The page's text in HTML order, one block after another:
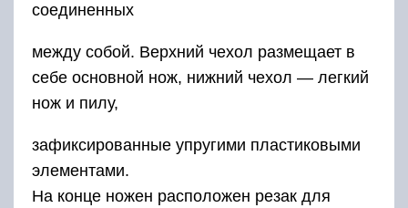
соединенных
между собой. Верхний чехол размещает в
себе основной нож, нижний чехол — легкий
нож и пилу,
зафиксированные упругими пластиковыми
элементами.
На конце ножен расположен резак для